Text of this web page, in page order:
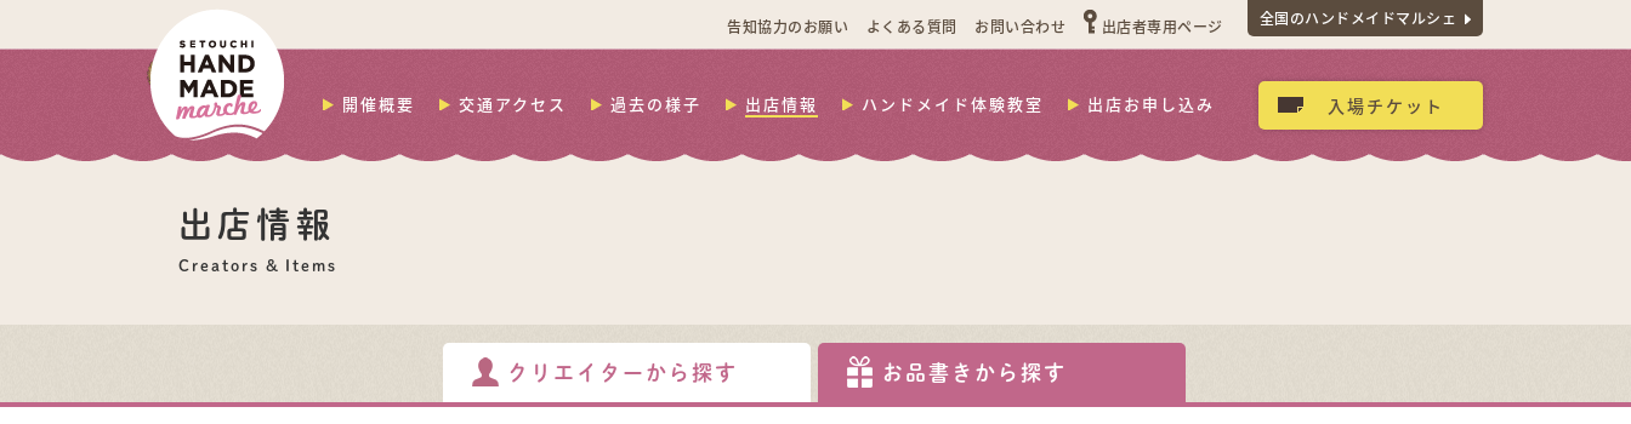
告知協力のお願い よくある質問 お問い合わせ 出店者専用ページ 全国のハンドメイドマルシェ
開催概要 交通アクセス 過去の様子 出店情報 ハンドメイド体験教室 出店お申し込み 入場チケット
出店情報
Creators & Items
クリエイターから探す お品書きから探す